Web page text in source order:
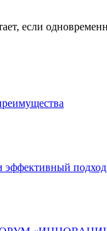
если
эффективный подход